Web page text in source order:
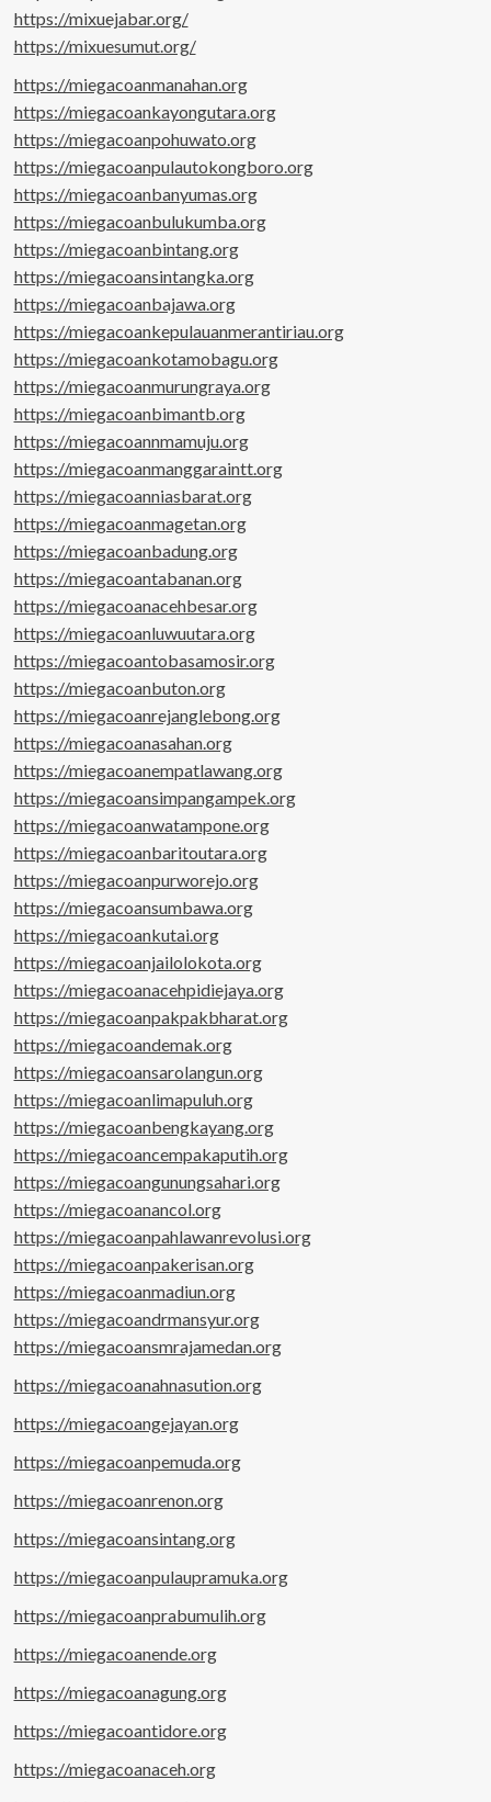
https://mixuejabar.org/
https://mixuesumut.org/
https://miegacoanmanahan.org
https://miegacoankayongutara.org
https://miegacoanpohuwato.org
https://miegacoanpulautokongboro.org
https://miegacoanbanyumas.org
https://miegacoanbulukumba.org
https://miegacoanbintang.org
https://miegacoansintangka.org
https://miegacoanbajawa.org
https://miegacoankepulauanmerantiriau.org
https://miegacoankotamobagu.org
https://miegacoanmurungraya.org
https://miegacoanbimantb.org
https://miegacoannmamuju.org
https://miegacoanmanggaraintt.org
https://miegacoanniasbarat.org
https://miegacoanmagetan.org
https://miegacoanbadung.org
https://miegacoantabanan.org
https://miegacoanacehbesar.org
https://miegacoanluwuutara.org
https://miegacoantobasamosir.org
https://miegacoanbuton.org
https://miegacoanrejanglebong.org
https://miegacoanasahan.org
https://miegacoanempatlawang.org
https://miegacoansimpangampek.org
https://miegacoanwatampone.org
https://miegacoanbaritoutara.org
https://miegacoanpurworejo.org
https://miegacoansumbawa.org
https://miegacoankutai.org
https://miegacoanjailolokota.org
https://miegacoanacehpidiejaya.org
https://miegacoanpakpakbharat.org
https://miegacoandemak.org
https://miegacoansarolangun.org
https://miegacoanlimapuluh.org
https://miegacoanbengkayang.org
https://miegacoancempakaputih.org
https://miegacoangunungsahari.org
https://miegacoanancol.org
https://miegacoanpahlawanrevolusi.org
https://miegacoanpakerisan.org
https://miegacoanmadiun.org
https://miegacoandrmansyur.org
https://miegacoansmrajamedan.org
https://miegacoanahnasution.org
https://miegacoangejayan.org
https://miegacoanpemuda.org
https://miegacoanrenon.org
https://miegacoansintang.org
https://miegacoanpulaupramuka.org
https://miegacoanprabumulih.org
https://miegacoanende.org
https://miegacoanagung.org
https://miegacoantidore.org
https://miegacoanaceh.org